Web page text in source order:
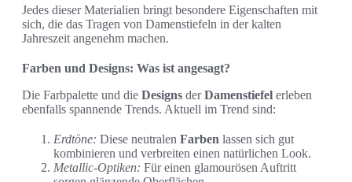
Jedes dieser Materialien bringt besondere Eigenschaften mit
sich, die das Tragen von Damenstiefeln in der kalten
Jahreszeit angenehm machen.
Farben und Designs: Was ist angesagt?
Die Farbpalette und die Designs derDamenstiefel erleben
ebenfalls spannende Trends. Aktuell im Trend sind:
Erdtöne: Diese neutralen Farben lassen sich gut
kombinieren und verbreiten einen natürlichen Look.
Metallic-Optiken: Für einen glamourösen Auftritt